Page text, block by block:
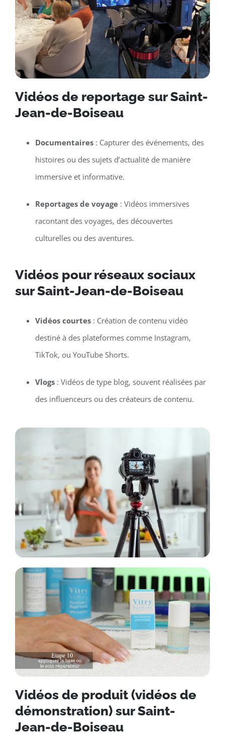
Vidéos de reportage sur Saint-
Jean-de-Boiseau
Documentaires: Capturer des événements, des
histoires ou des sujets d’actualité de manière
immersive et informative.
Reportages de voyage: Vidéos immersives
racontant des voyages, des découvertes
culturelles ou des aventures.
Vidéos pour réseaux sociaux
sur Saint-Jean-de-Boiseau
Vidéos courtes: Création de contenu vidéo
destiné à des plateformes comme Instagram,
TikTok, ou YouTube Shorts.
Vlogs: Vidéos de type blog, souvent réalisées par
des influenceurs ou des créateurs de contenu.
Vidéos de produit (vidéos de
démonstration) sur Saint-
Jean-de-Boiseau